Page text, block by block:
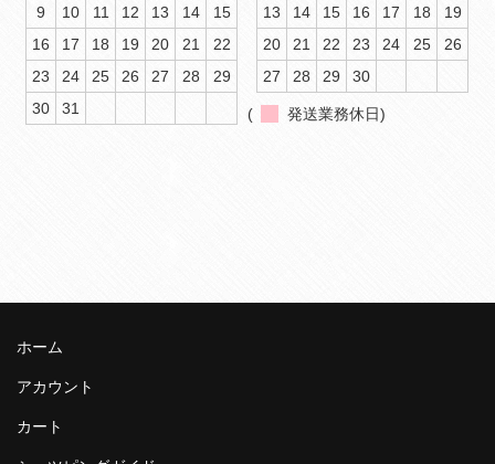
9
10 11 12 13 14
15
16
17 18 19 20 21
22
23
24 25 26 27 28
29
30
31
13
14 15 16 17 18
19
20
21 22 23 24 25
26
27
28 29 30
( 発送業務休日)
ホーム
アカウント
カート